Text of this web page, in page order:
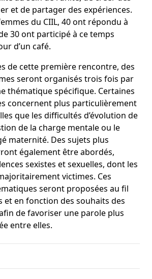
et de partager des expériences.
du CIIL, 40 ont répondu à
30 ont participé à ce temps
d’un café.
de cette première rencontre, des
seront organisés trois fois par
thématique spécifique. Certaines
concernent plus particulièrement
que les difficultés d’évolution de
de la charge mentale ou le
maternité. Des sujets plus
également être abordés,
sexistes et sexuelles, dont les
victimes. Ces
seront proposées au fil
et en fonction des souhaits des
de favoriser une parole plus
entre elles.